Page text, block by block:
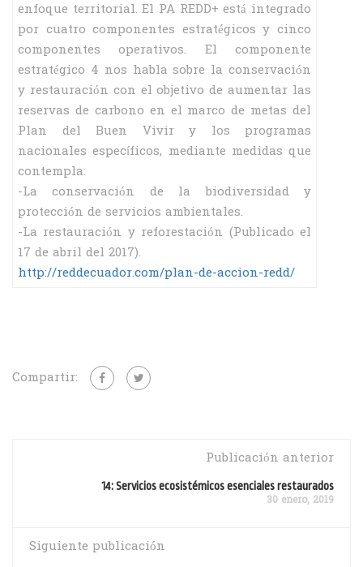
enfoque territorial. El PA REDD+ está integrado
por cuatro componentes estratégicos y cinco
componentes operativos. El componente
estratégico 4 nos habla sobre la conservación
y restauración con el objetivo de aumentar las
reservas de carbono en el marco de metas del
Plan del Buen Vivir y los programas
nacionales específicos, mediante medidas que
contempla:
-La conservación de la biodiversidad y
protección de servicios ambientales.
-La restauración y reforestación (Publicado el
17 de abril del 2017).
http://reddecuador.com/plan-de-accion-redd/
Compartir:
Publicación anterior
14: Servicios ecosistémicos esenciales restaurados
30 enero, 2019
Siguiente publicación